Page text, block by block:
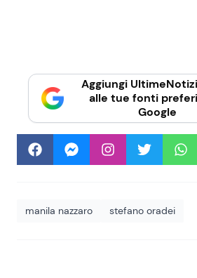
Aggiungi
alle tue fonti
Google
manila nazzaro stefano oradei